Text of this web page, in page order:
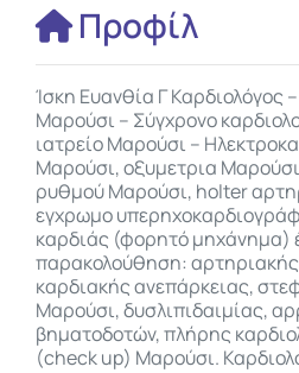
Προφίλ
Ίσκη Ευανθία Γ Καρδιολόγος
Μαρούσι – Σύγχρονο
ιατρείο Μαρούσι –
Μαρούσι, οξυμετρια
ρυθμού Μαρούσι, holter
εγχρωμο
καρδιάς (φορητό μηχάνημα)
παρακολούθηση:
καρδιακής ανεπάρκειας,
Μαρούσι, δυσλιπιδαιμίας,
βηματοδοτών, πλήρης
(check up) Μαρούσι.